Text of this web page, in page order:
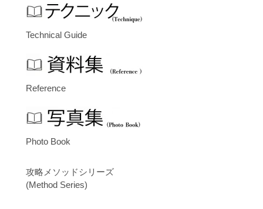
Technical Guide
Reference
Photo Book
攻略メソッドシリーズ
(Method Series)